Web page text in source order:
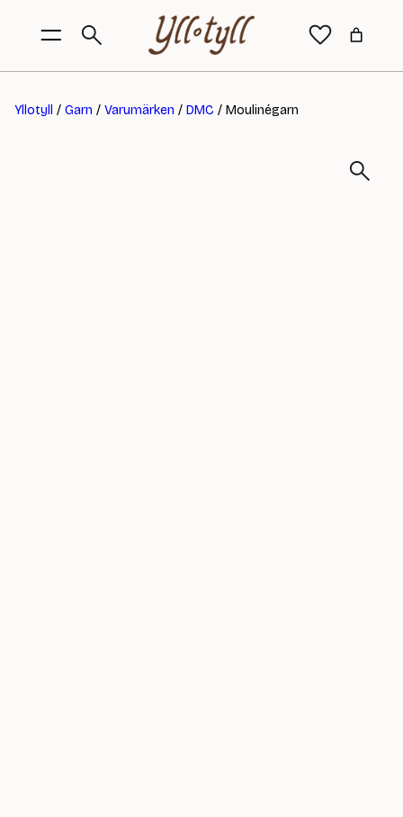
Yllotyll / Garn / Varumärken / DMC / Moulinégarn